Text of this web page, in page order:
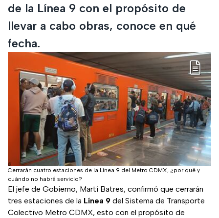
de la Línea 9 con el propósito de
llevar a cabo obras, conoce en qué
fecha.
Cerrarán cuatro estaciones de la Línea 9 del Metro CDMX, ¿por qué y
cuándo no habrá servicio?
El jefe de Gobierno, Martí Batres, confirmó que cerrarán
tres estaciones de la Línea 9 del Sistema de Transporte
Colectivo Metro CDMX, esto con el propósito de